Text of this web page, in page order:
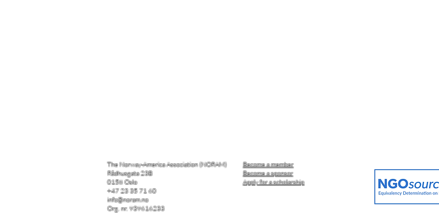
The Norway-America Association (NORAM)
Rådhusgata 23B
0158 Oslo
+47 23 35 71 60
info@noram.no
Org. nr. 939616233
Become a member
Become a sponsor
Apply for a scholarship